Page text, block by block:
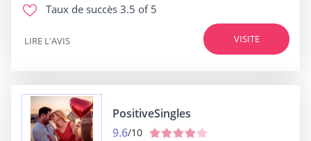
Taux de succès 3.5 of 5
VISITE
LIRE L'AVIS
PositiveSingles
9.6/10